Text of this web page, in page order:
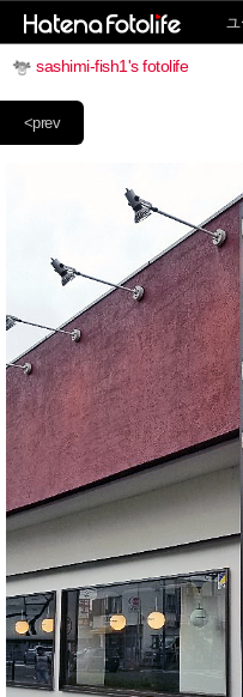
sashimi-fish1's fotolife
<prev